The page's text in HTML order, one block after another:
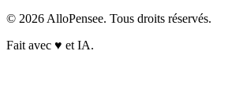
© 2026 AlloPensee. Tous droits réservés.
Fait avec ♥ et IA.